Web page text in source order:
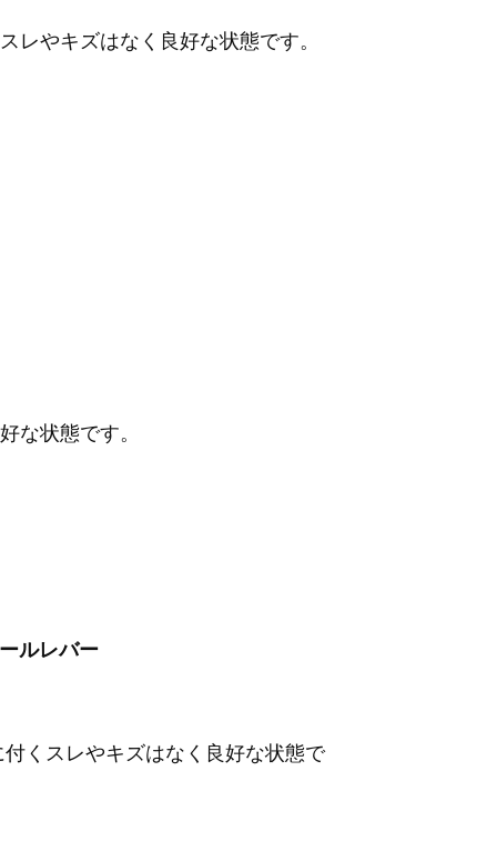
レやキズはなく良好な状態です。
な状態です。
ルレバー
くスレやキズはなく良好な状態で